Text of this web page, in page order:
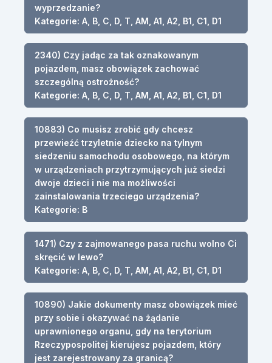
wyprzedzanie?
Kategorie: A, B, C, D, T, AM, A1, A2, B1, C1, D1
2340) Czy jadąc za tak oznakowanym
pojazdem, masz obowiązek zachować
szczególną ostrożność?
Kategorie: A, B, C, D, T, AM, A1, A2, B1, C1, D1
10883) Co musisz zrobić gdy chcesz
przewieźć trzyletnie dziecko na tylnym
siedzeniu samochodu osobowego, na którym
w urządzeniach przytrzymujących już siedzi
dwoje dzieci i nie ma możliwości
zainstalowania trzeciego urządzenia?
Kategorie: B
1471) Czy z zajmowanego pasa ruchu wolno Ci
skręcić w lewo?
Kategorie: A, B, C, D, T, AM, A1, A2, B1, C1, D1
10890) Jakie dokumenty masz obowiązek mieć
przy sobie i okazywać na żądanie
uprawnionego organu, gdy na terytorium
Rzeczypospolitej kierujesz pojazdem, który
jest zarejestrowany za granicą?